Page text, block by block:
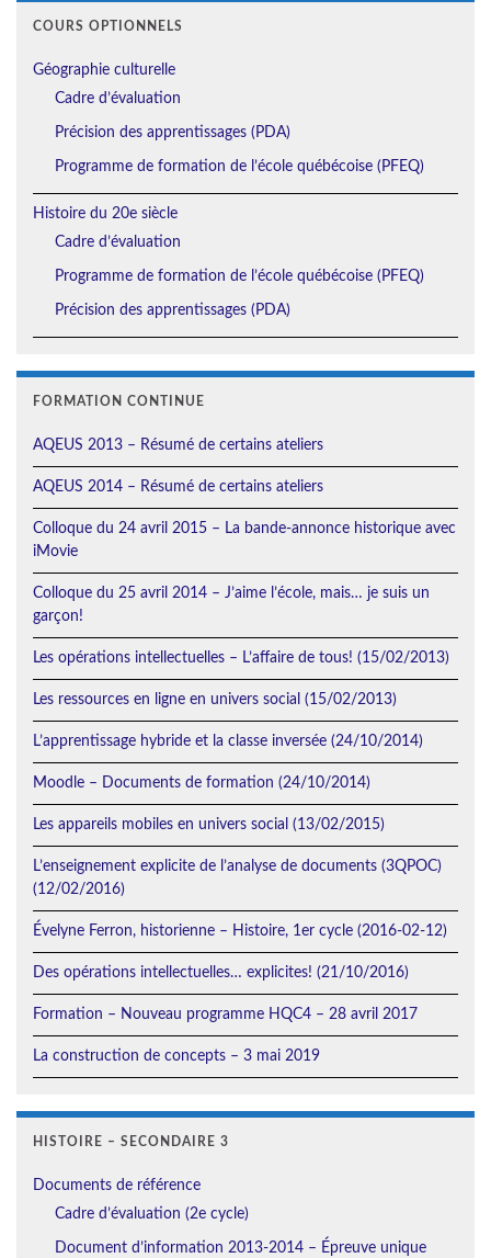
COURS OPTIONNELS
Géographie culturelle
Cadre d’évaluation
Précision des apprentissages (PDA)
Programme de formation de l’école québécoise (PFEQ)
Histoire du 20e siècle
Cadre d’évaluation
Programme de formation de l’école québécoise (PFEQ)
Précision des apprentissages (PDA)
FORMATION CONTINUE
AQEUS 2013 – Résumé de certains ateliers
AQEUS 2014 – Résumé de certains ateliers
Colloque du 24 avril 2015 – La bande-annonce historique avec
iMovie
Colloque du 25 avril 2014 – J’aime l’école, mais… je suis un
garçon!
Les opérations intellectuelles – L’affaire de tous! (15/02/2013)
Les ressources en ligne en univers social (15/02/2013)
L’apprentissage hybride et la classe inversée (24/10/2014)
Moodle – Documents de formation (24/10/2014)
Les appareils mobiles en univers social (13/02/2015)
L’enseignement explicite de l’analyse de documents (3QPOC)
(12/02/2016)
Évelyne Ferron, historienne – Histoire, 1er cycle (2016-02-12)
Des opérations intellectuelles… explicites! (21/10/2016)
Formation – Nouveau programme HQC4 – 28 avril 2017
La construction de concepts – 3 mai 2019
HISTOIRE – SECONDAIRE 3
Documents de référence
Cadre d’évaluation (2e cycle)
Document d’information 2013-2014 – Épreuve unique